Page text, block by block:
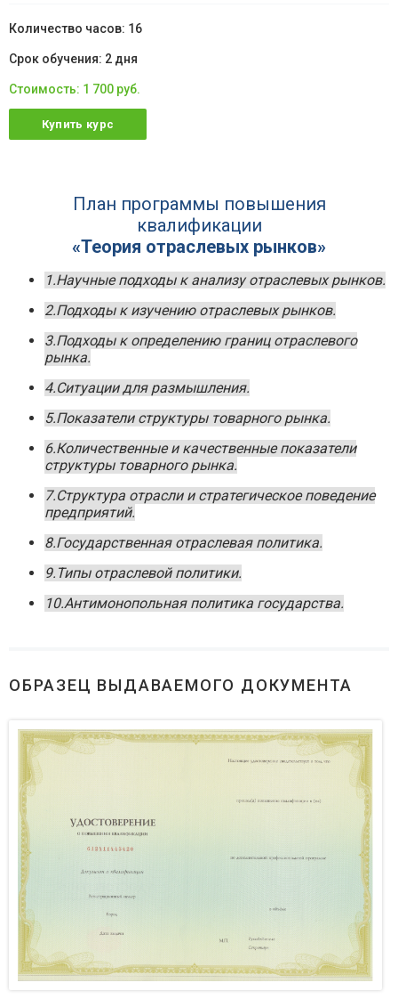
16
2 дня
1 700 руб.
Купить курс
План программы повышения
квалификации
«Теория отраслевых рынков»
1.Научные подходы к анализу отраслевых рынков.
2.Подходы к изучению отраслевых рынков.
3.Подходы к определению границ отраслевого
рынка.
4.Ситуации для размышления.
5.Показатели структуры товарного рынка.
6.Количественные и качественные показатели
структуры товарного рынка.
7.Структура отрасли и стратегическое поведение
предприятий.
8.Государственная отраслевая политика.
9.Типы отраслевой политики.
10.Антимонопольная политика государства.
ОБРАЗЕЦ ВЫДАВАЕМОГО ДОКУМЕНТА